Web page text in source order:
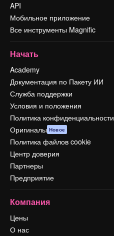
API
Мобильное приложение
Все инструменты Magnific
Начать
Academy
Документация по Пакету ИИ
Служба поддержки
Условия и положения
Политика конфиденциальности
Оригиналы Новое
Политика файлов cookie
Центр доверия
Партнеры
Предприятие
Компания
Цены
О нас